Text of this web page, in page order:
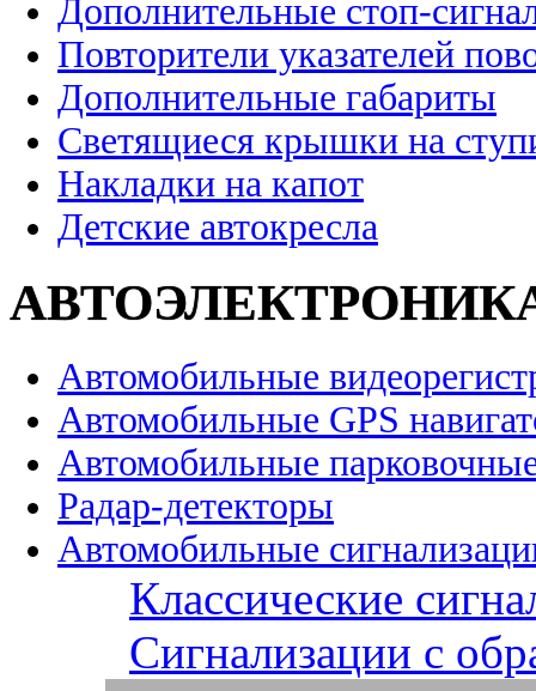
Дополнительные стоп-
Повторители указателей
Дополнительные габариты
Светящиеся крышки на
Накладки на капот
Детские автокресла
Автомобильные
Автомобильные GPS
Автомобильные
Радар-детекторы
Автомобильные
Классические
Сигнализации с